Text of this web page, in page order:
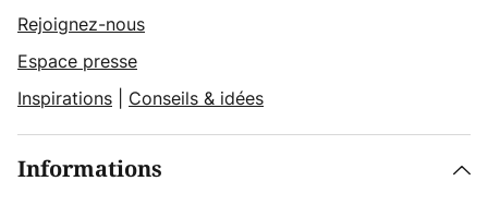
Rejoignez-nous
Espace presse
Inspirations
Conseils & idées
Informations